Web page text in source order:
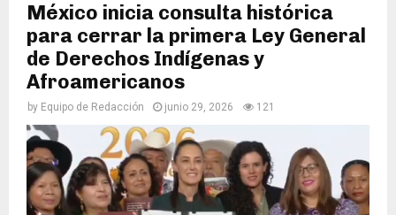
México inicia consulta histórica
para cerrar la primera Ley General
de Derechos Indígenas y
Afroamericanos
by Equipo de Redacción junio 29, 2026 121